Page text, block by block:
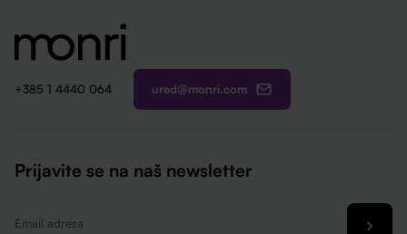
+385 1 4440 064 ured@monri.com
Prijavite se na naš newsletter